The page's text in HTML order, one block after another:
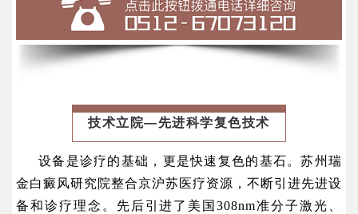
技术立院—先进科学复色技术
设备是诊疗的基础，更是快速复色的基石。苏州瑞
金白癜风研究院整合京沪苏医疗资源，不断引进先进设
备和诊疗理念。先后引进了美国308nm准分子激光、